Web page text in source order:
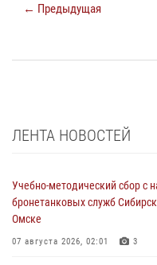
← Предыдущая
ЛЕНТА НОВОСТЕЙ
Учебно-методический сбор с
бронетанковых служб
Омске
07 августа 2026, 02:01 3